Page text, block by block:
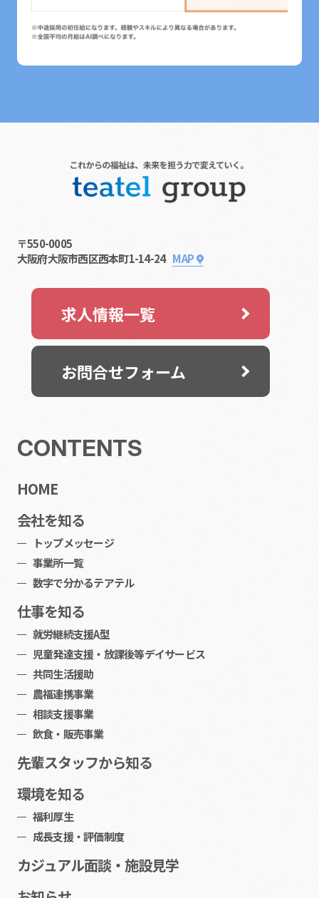
〒550-0005
大阪府大阪市西区西本町1-14-24 MAP
求人情報一覧
お問合せフォーム
CONTENTS
HOME
会社を知る
トップメッセージ
事業所一覧
数字で分かるテアテル
仕事を知る
就労継続支援A型
児童発達支援・放課後等デイサービス
共同生活援助
農福連携事業
相談支援事業
飲食・販売事業
先輩スタッフから知る
環境を知る
福利厚生
成長支援・評価制度
カジュアル面談・施設見学